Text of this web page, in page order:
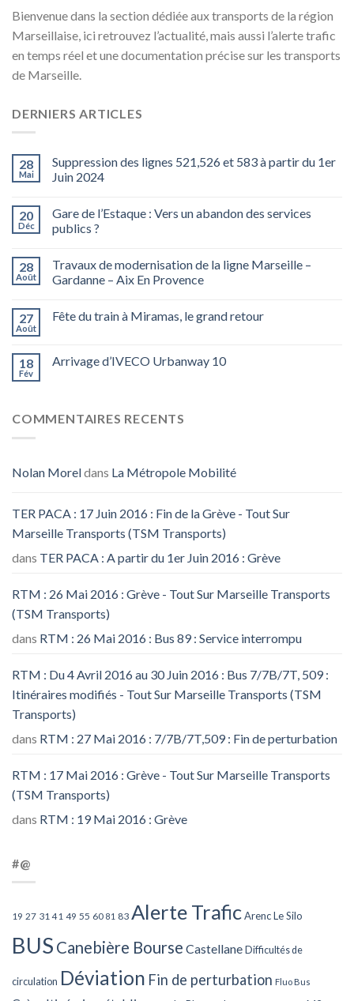
Bienvenue dans la section dédiée aux transports de la région
Marseillaise, ici retrouvez l’actualité, mais aussi l’alerte trafic
en temps réel et une documentation précise sur les transports
de Marseille.
DERNIERS ARTICLES
28
Mai
Suppression des lignes 521,526 et 583 à partir du 1er
Juin 2024
20
Déc
Gare de l’Estaque : Vers un abandon des services
publics ?
28
Août
Travaux de modernisation de la ligne Marseille –
Gardanne – Aix En Provence
27
Août
Fête du train à Miramas, le grand retour
18
Fév
Arrivage d’IVECO Urbanway 10
COMMENTAIRES RECENTS
Nolan Moreldans La Métropole Mobilité
TER PACA : 17 Juin 2016 : Fin de la Grève - Tout Sur
Marseille Transports (TSM Transports)
dans TER PACA : A partir du 1er Juin 2016 : Grève
RTM : 26 Mai 2016 : Grève - Tout Sur Marseille Transports
(TSM Transports)
dans RTM : 26 Mai 2016 : Bus 89 : Service interrompu
RTM : Du 4 Avril 2016 au 30 Juin 2016 : Bus 7/7B/7T, 509 :
Itinéraires modifiés - Tout Sur Marseille Transports (TSM
Transports)
dans RTM : 27 Mai 2016 : 7/7B/7T,509 : Fin de perturbation
RTM : 17 Mai 2016 : Grève - Tout Sur Marseille Transports
(TSM Transports)
dans RTM : 19 Mai 2016 : Grève
#@
19 27 31 41 49 55 60 81 83 Alerte TraficArenc Le Silo
BUS Canebière Bourse Castellane Difficultés de
circulation Déviation Fin de perturbation Fluo Bus